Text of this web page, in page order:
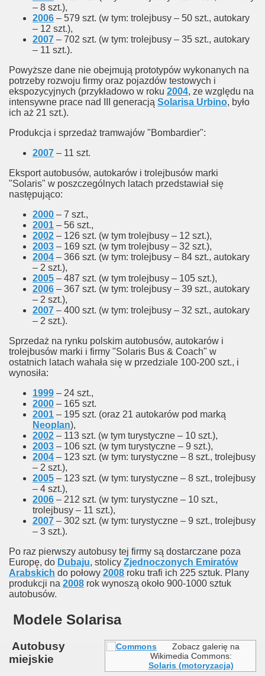
– 8 szt.),
2006 – 579 szt. (w tym: trolejbusy – 50 szt., autokary
– 12 szt.),
2007 – 702 szt. (w tym: trolejbusy – 35 szt., autokary
– 11 szt.).
Powyższe dane nie obejmują prototypów wykonanych na
potrzeby rozwoju firmy oraz pojazdów testowych i
ekspozycyjnych (przykładowo w roku 2004, ze względu na
intensywne prace nad III generacją Solarisa Urbino, było
ich aż 21 szt.).
Produkcja i sprzedaż tramwajów "Bombardier":
2007 – 11 szt.
Eksport autobusów, autokarów i trolejbusów marki
"Solaris" w poszczególnych latach przedstawiał się
następująco:
2000 – 7 szt.,
2001 – 56 szt.,
2002 – 126 szt. (w tym trolejbusy – 12 szt.),
2003 – 169 szt. (w tym trolejbusy – 32 szt.),
2004 – 366 szt. (w tym: trolejbusy – 84 szt., autokary
– 2 szt.),
2005 – 487 szt. (w tym trolejbusy – 105 szt.),
2006 – 367 szt. (w tym: trolejbusy – 39 szt., autokary
– 2 szt.),
2007 – 400 szt. (w tym: trolejbusy – 32 szt., autokary
– 2 szt.).
Sprzedaż na rynku polskim autobusów, autokarów i
trolejbusów marki i firmy "Solaris Bus & Coach" w
ostatnich latach wahała się w przedziale 100-200 szt., i
wynosiła:
1999 – 24 szt.,
2000 – 165 szt.
2001 – 195 szt. (oraz 21 autokarów pod marką
Neoplan),
2002 – 113 szt. (w tym turystyczne – 10 szt.),
2003 – 106 szt. (w tym turystyczne – 9 szt.),
2004 – 123 szt. (w tym: turystyczne – 8 szt., trolejbusy
– 2 szt.),
2005 – 123 szt. (w tym: turystyczne – 8 szt., trolejbusy
– 4 szt.),
2006 – 212 szt. (w tym: turystyczne – 10 szt.,
trolejbusy – 11 szt.),
2007 – 302 szt. (w tym: turystyczne – 9 szt., trolejbusy
– 3 szt.).
Po raz pierwszy autobusy tej firmy są dostarczane poza
Europę, do Dubaju, stolicy Zjednoczonych Emiratów
Arabskich do połowy 2008 roku trafi ich 225 sztuk. Plany
produkcji na 2008 rok wynoszą około 900-1000 sztuk
autobusów.
Modele Solarisa
Zobacz galerię na
Wikimedia Commons:
Solaris (motoryzacja)
Autobusy
miejskie